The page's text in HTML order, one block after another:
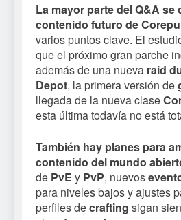
La mayor parte del Q&A se
contenido futuro de
varios puntos clave. El
que el próximo gran parche
además de una nueva raid
Depot, la primera versión de
llegada de la nueva clase
esta última todavía no está
También hay planes para
contenido del mundo
de PvE y PvP, nuevos
para niveles bajos y ajustes
perfiles decrafting sigan